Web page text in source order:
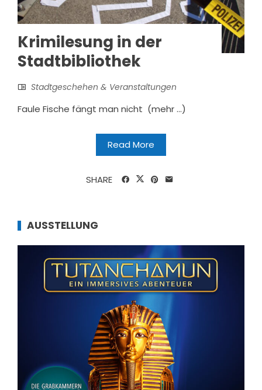
Krimilesung in der
Stadtbibliothek
Stadtgeschehen & Veranstaltungen
Faule Fische fängt man nicht (mehr …)
Read More
SHARE
AUSSTELLUNG